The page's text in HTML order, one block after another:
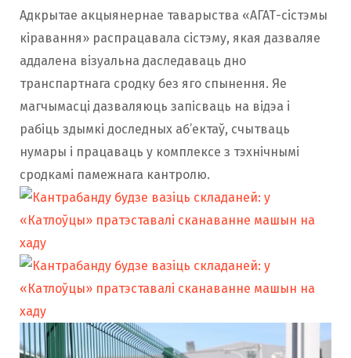
Адкрытае акцыянернае таварыства «АГАТ-сістэмы
кіравання» распрацавала сістэму, якая дазваляе
аддалена візуальна даследаваць дно
транспартнага сродку без яго спынення. Яе
магчымасці дазваляюць запісваць на відэа і
рабіць здымкі доследных аб’ектаў, счытваць
нумары і працаваць у комплексе з тэхнічнымі
сродкамі памежнага кантролю.